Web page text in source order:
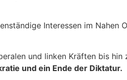
Interessen im Nahen
und linken Kräften bis hin
und ein Ende der Diktatur.